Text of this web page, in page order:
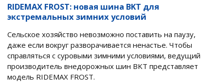
RIDEMAX FROST: новая шина BKT для
экстремальных зимних условий
Сельское хозяйство невозможно поставить на паузу,
даже если вокруг разворачивается ненастье. Чтобы
справляться с суровыми зимними условиями, ведущий
производитель внедорожных шин BKT представляет
модель RIDEMAX FROST.